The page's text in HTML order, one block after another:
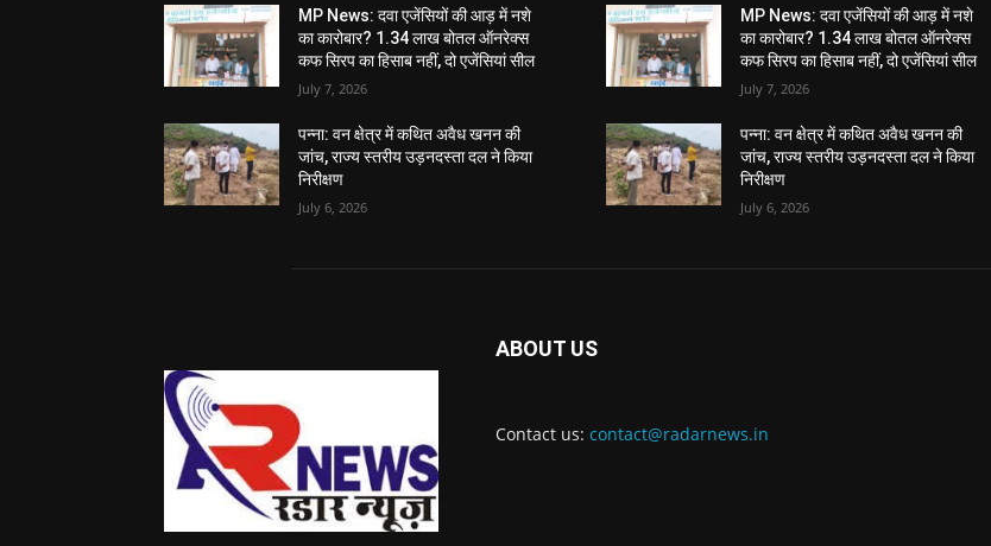
MP News: दवा एजेंसियों की आड़ में नशे
का कारोबार? 1.34 लाख बोतल ऑनरेक्स
कफ सिरप का हिसाब नहीं, दो एजेंसियां सील
July 7, 2026
पन्ना: वन क्षेत्र में कथित अवैध खनन की
जांच, राज्य स्तरीय उड़नदस्ता दल ने किया
निरीक्षण
July 6, 2026
MP News: दवा एजेंसियों की आड़ में नशे
का कारोबार? 1.34 लाख बोतल ऑनरेक्स
कफ सिरप का हिसाब नहीं, दो एजेंसियां सील
July 7, 2026
पन्ना: वन क्षेत्र में कथित अवैध खनन की
जांच, राज्य स्तरीय उड़नदस्ता दल ने किया
निरीक्षण
July 6, 2026
ABOUT US
Contact us: contact@radarnews.in